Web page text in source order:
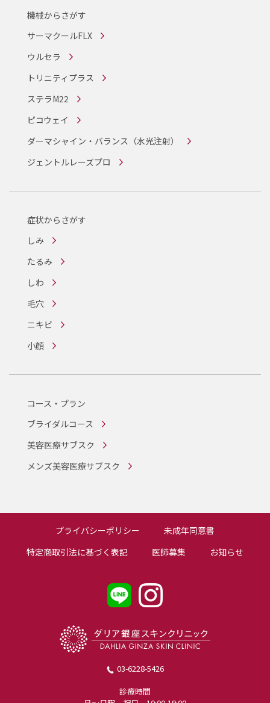
機械からさがす
サーマクールFLX
ウルセラ
トリニティプラス
ステラM22
ピコウェイ
ダーマシャイン・バランス （水光注射）
ジェントルレーズプロ
症状からさがす
しみ
たるみ
しわ
毛穴
ニキビ
小顔
コース・プラン
ブライダルコース
美容医療サブスク
メンズ美容医療サブスク
プライバシーポリシー
未成年同意書
特定商取引法に基づく表記
医師募集 お知らせ
03-6228-5426
診療時間